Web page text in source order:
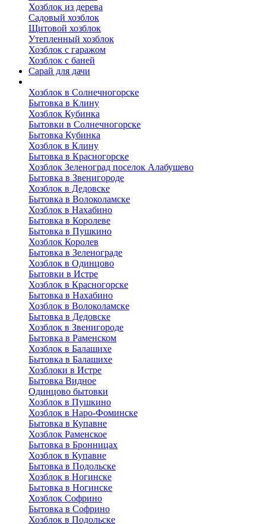
Хозблок из дерева
Садовый хозблок
Щитовой хозблок
Утепленный хозблок
Хозблок с гаражом
Хозблок с баней
Сарай для дачи
Хозблок в Солнечногорске
Бытовка в Клину
Хозблок Кубинка
Бытовки в Солнечногорске
Бытовка Кубинка
Хозблок в Клину
Бытовка в Красногорске
Хозблок Зеленоград поселок Алабушево
Бытовка в Звенигороде
Хозблок в Дедовске
Бытовка в Волоколамске
Хозблок в Нахабино
Бытовка в Королеве
Бытовкa в Пушкино
Хозблок Королев
Бытовка в Зеленограде
Хозблок в Одинцово
Бытовки в Истре
Хозблок в Красногорске
Бытовка в Нахабино
Хозблок в Волоколамске
Бытовкa в Дедовске
Хозблок в Звенигороде
Бытовка в Раменском
Хозблок в Балашихе
Бытовкa в Балашихе
Хозблоки в Истре
Бытовка Видное
Одинцово бытовки
Хозблок в Пушкино
Хозблок в Наро-Фоминске
Бытовка в Купавне
Хозблок Раменское
Бытовка в Бронницах
Хозблок в Купавне
Бытовка в Подольске
Хозблок в Ногинске
Бытовка в Ногинске
Хозблок Софрино
Бытовка в Софрино
Хозблок в Подольске